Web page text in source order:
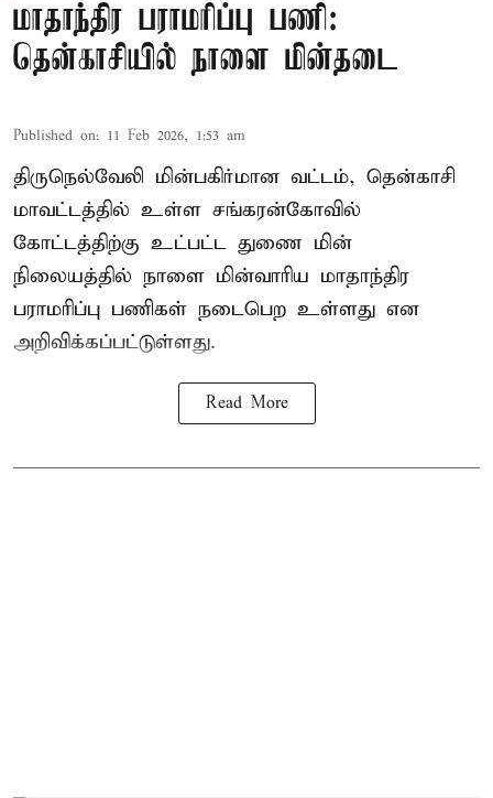
மாதாந்திர பராமரிப்பு பணி:
தென்காசியில் நாளை மின்தடை
Published on: 11 Feb 2026, 1:53 am
திருநெல்வேலி மின்பகிர்மான வட்டம், தென்காசி
மாவட்டத்தில் உள்ள சங்கரன்கோவில்
கோட்டத்திற்கு உட்பட்ட துணை மின்
நிலையத்தில் நாளை மின்வாரிய மாதாந்திர
பராமரிப்பு பணிகள் நடைபெற உள்ளது என
அறிவிக்கப்பட்டுள்ளது.
Read More